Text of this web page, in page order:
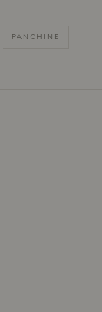
PANCHINE